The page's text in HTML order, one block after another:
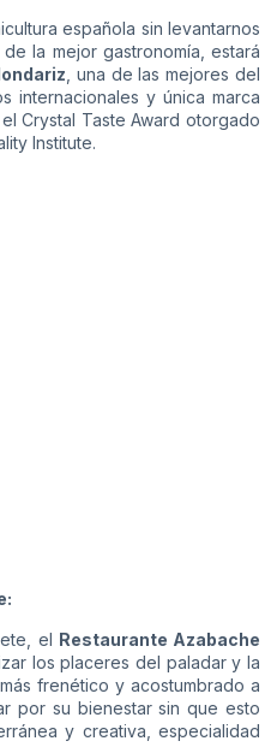
española sin levantarnos
la mejor gastronomía, estará
, una de las mejores del
internacionales y única marca
Crystal Taste Award otorgado
Institute.
el Restaurante Azabache
los placeres del paladar y la
frenético y acostumbrado a
por su bienestar sin que esto
y creativa, especialidad